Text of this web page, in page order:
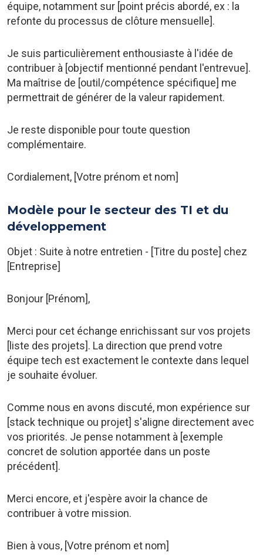
équipe, notamment sur [point précis abordé, ex : la
refonte du processus de clôture mensuelle].
Je suis particulièrement enthousiaste à l'idée de
contribuer à [objectif mentionné pendant l'entrevue].
Ma maîtrise de [outil/compétence spécifique] me
permettrait de générer de la valeur rapidement.
Je reste disponible pour toute question
complémentaire.
Cordialement, [Votre prénom et nom]
Modèle pour le secteur des TI et du
développement
Objet : Suite à notre entretien - [Titre du poste] chez
[Entreprise]
Bonjour [Prénom],
Merci pour cet échange enrichissant sur vos projets
[liste des projets]. La direction que prend votre
équipe tech est exactement le contexte dans lequel
je souhaite évoluer.
Comme nous en avons discuté, mon expérience sur
[stack technique ou projet] s'aligne directement avec
vos priorités. Je pense notamment à [exemple
concret de solution apportée dans un poste
précédent].
Merci encore, et j'espère avoir la chance de
contribuer à votre mission.
Bien à vous, [Votre prénom et nom]